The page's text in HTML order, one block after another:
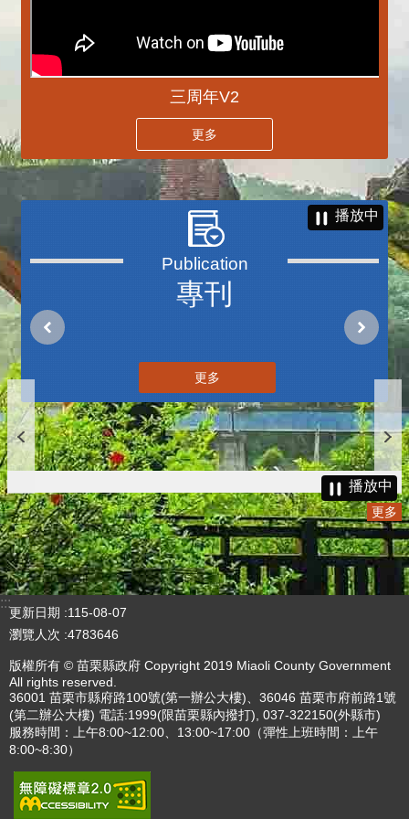
三周年V2
更多
更多
播放中
更多
:::
更新日期 115-08-07
瀏覽人次 4783646
版權所有 © 苗栗縣政府 Copyright 2019 Miaoli County Government
All rights reserved.
36001 苗栗市縣府路100號(第一辦公大樓)、36046 苗栗市府前路1號
(第二辦公大樓) 電話:1999(限苗栗縣內撥打), 037-322150(外縣市)
服務時間：上午8:00~12:00、13:00~17:00（彈性上班時間：上午
8:00~8:30）